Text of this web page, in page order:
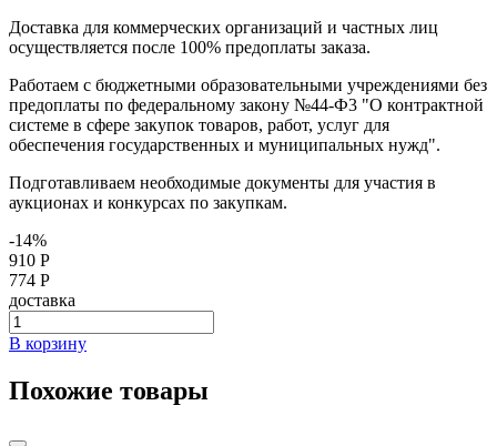
Доставка для коммерческих организаций и частных лиц
осуществляется после 100% предоплаты заказа.
Работаем с бюджетными образовательными учреждениями без
предоплаты по федеральному закону №44-Ф3 "О контрактной
системе в сфере закупок товаров, работ, услуг для
обеспечения государственных и муниципальных нужд".
Подготавливаем необходимые документы для участия в
аукционах и конкурсах по закупкам.
-14%
910 Р
774 Р
доставка
В корзину
Похожие товары